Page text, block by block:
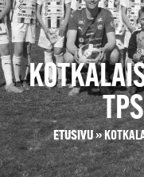
ETUSIVU»